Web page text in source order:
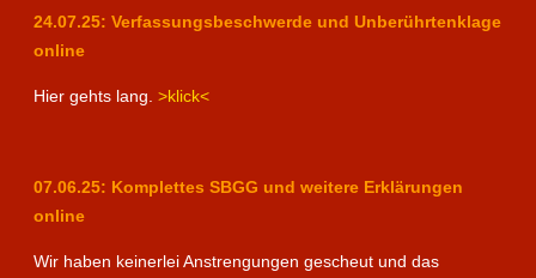
24.07.25: Verfassungsbeschwerde und Unberührtenklage
online
Hier gehts lang. >klick<
07.06.25: Komplettes SBGG und weitere Erklärungen
online
Wir haben keinerlei Anstrengungen gescheut und das